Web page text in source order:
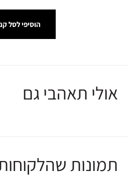
הוסיפי לסל
אולי תאהבי גם
תמונות